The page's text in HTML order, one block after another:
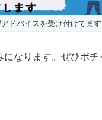
ドバイスを受け付けてます
になります。ぜひポチ